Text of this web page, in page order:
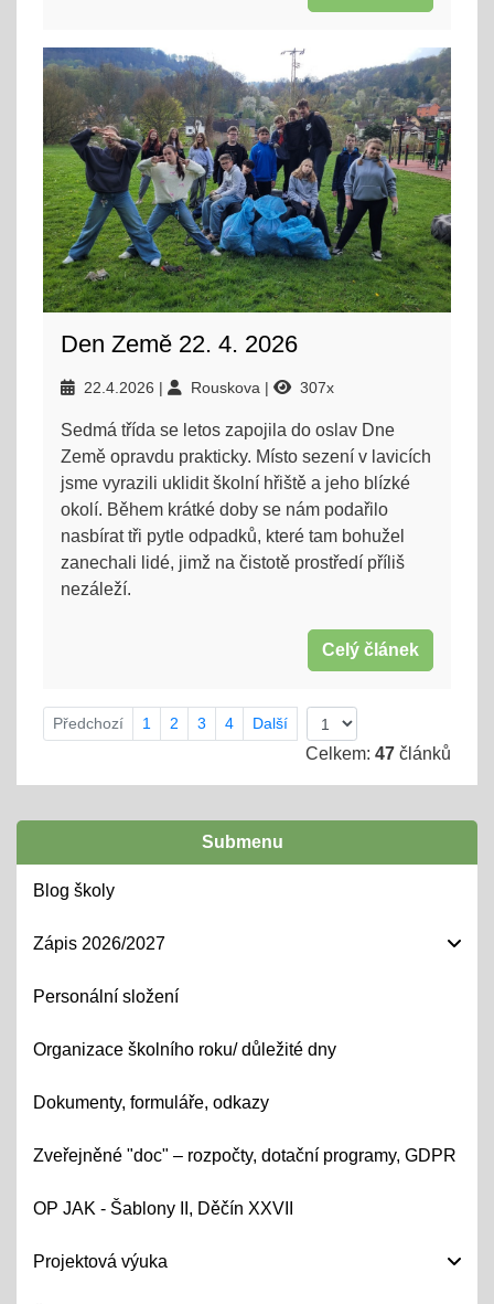
Den Země 22. 4. 2026
22.4.2026 Rouskova 307x
Sedmá třída se letos zapojila do oslav Dne
Země opravdu prakticky. Místo sezení v lavicích
jsme vyrazili uklidit školní hřiště a jeho blízké
okolí. Během krátké doby se nám podařilo
nasbírat tři pytle odpadků, které tam bohužel
zanechali lidé, jimž na čistotě prostředí příliš
nezáleží.
Celý článek
Předchozí 1 2 3 4 Další
Celkem: 47 článků
Submenu
Blog školy
Zápis 2026/2027
Personální složení
Organizace školního roku/ důležité dny
Dokumenty, formuláře, odkazy
Zveřejněné "doc" – rozpočty, dotační programy, GDPR
OP JAK - Šablony II, Děčín XXVII
Projektová výuka